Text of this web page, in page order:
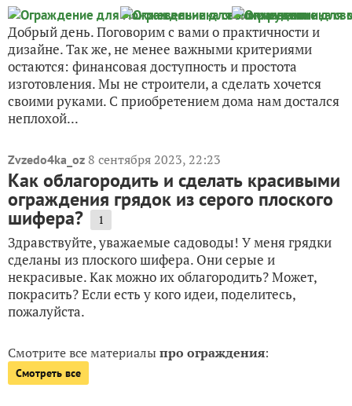
Добрый день. Поговорим с вами о практичности и
дизайне. Так же, не менее важными критериями
остаются: финансовая доступность и простота
изготовления. Мы не строители, а сделать хочется
своими руками. С приобретением дома нам достался
неплохой...
Zvzedo4ka_oz 8 сентября 2023, 22:23
Как облагородить и сделать красивыми
ограждения грядок из серого плоского
шифера? 1
Здравствуйте, уважаемые садоводы! У меня грядки
сделаны из плоского шифера. Они серые и
некрасивые. Как можно их облагородить? Может,
покрасить? Если есть у кого идеи, поделитесь,
пожалуйста.
Смотрите все материалыпро ограждения:
Смотреть все